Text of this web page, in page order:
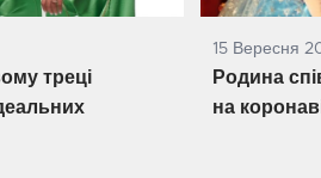
треці
15 Вересня
Родина
на